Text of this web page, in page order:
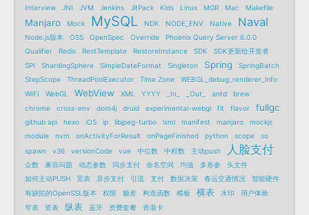
Interview
JNI JVM Jenkins JitPack Kids Linux MGR Mac Makefile
Manjaro Mock MySQL NDK NODE_ENV Native Naval
Node.js版本 OSS OpenSpec Override
Phoenix Query Server 6.0.0
Qualifier
Redis RestTemplate RestoreInstance SDK
SDK更新给开发者
SPI
ShardingSphere SimpleDateFormat Singleton Spring
SpringBatch
StepScope
ThreadPoolExecutor Time Zone
WEBGL_debug_renderer_info
WIFI
WebGL WebView XML YYYY _In_ _Out_ antd
brew
chrome
cross-env dom4j druid experimental-webgl fit flavor fullgc
github api hexo iOS ip libjpeg-turbo lxml manifest manjaro
mockjs
module
nvm onActivityForResult onPageFinished python scope
so
spawn
v36 versionCode vue 中位数 中程数 主动push 人脸支付
众数 兼容问题 动态参数 同步支付 命名空间 均值 多形参
头文件
如何主动PUSH
宽表 异步支付 引流 支付 数据决策 春运交通情况
智能硬件
有缺陷的OpenSSL版本
权限 极差 构造函数 模板 横表 水印
用户体验
窄表
竖表 纵表 蓝牙 资费套餐 香港卡